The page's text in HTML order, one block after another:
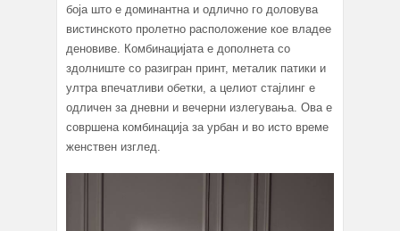
боја што е доминантна и одлично го доловува
вистинското пролетно расположение кое владее
деновиве. Комбинацијата е дополнета со
здолниште со разигран принт, металик патики и
ултра впечатливи обетки, а целиот стајлинг е
одличен за дневни и вечерни излегувања. Ова е
совршена комбинација за урбан и во исто време
женствен изглед.